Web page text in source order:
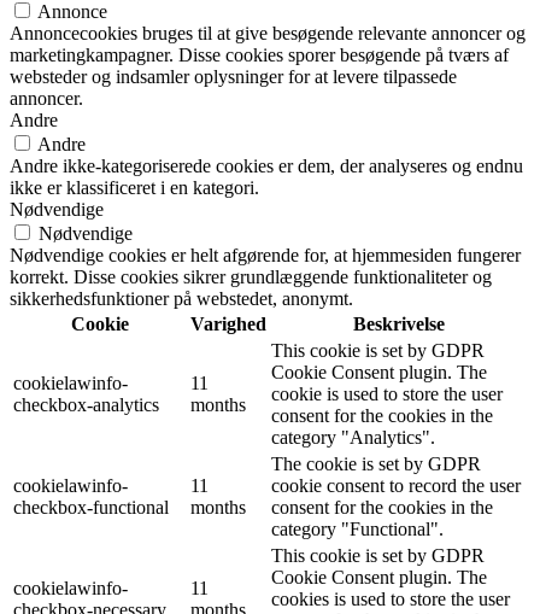
Annonce
Annoncecookies bruges til at give besøgende relevante annoncer og
marketingkampagner. Disse cookies sporer besøgende på tværs af
websteder og indsamler oplysninger for at levere tilpassede
annoncer.
Andre
Andre
Andre ikke-kategoriserede cookies er dem, der analyseres og endnu
ikke er klassificeret i en kategori.
Nødvendige
Nødvendige
Nødvendige cookies er helt afgørende for, at hjemmesiden fungerer
korrekt. Disse cookies sikrer grundlæggende funktionaliteter og
sikkerhedsfunktioner på webstedet, anonymt.
Cookie
Varighed Beskrivelse
cookielawinfo-
checkbox-analytics
11
months
This cookie is set by GDPR
Cookie Consent plugin. The
cookie is used to store the user
consent for the cookies in the
category "Analytics".
cookielawinfo-
checkbox-functional
11
months
The cookie is set by GDPR
cookie consent to record the user
consent for the cookies in the
category "Functional".
cookielawinfo-
11
This cookie is set by GDPR
Cookie Consent plugin. The
cookies is used to store the user